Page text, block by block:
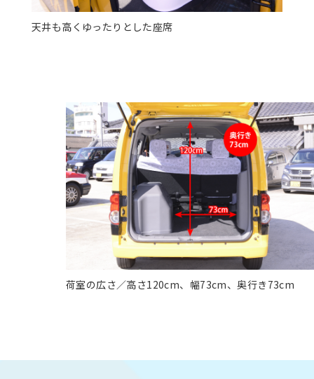
天井も高くゆったりとした座席
荷室の広さ／高さ120cm、幅73cm、奥行き73cm